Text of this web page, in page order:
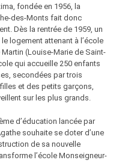
fondée en 1956, la
des-Monts fait donc
Dès la rentrée de 1959, un
logement attenant à l’école
(Louise-Marie de Saint-
qui accueille 250 enfants
secondées par trois
et des petits garçons,
sur les plus grands.
d’éducation lancée par
souhaite se doter d’une
de sa nouvelle
l’école Monseigneur-